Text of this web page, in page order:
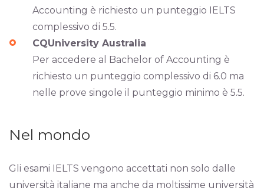
Accounting è richiesto un punteggio IELTS
complessivo di 5.5.
CQUniversity Australia
Per accedere al Bachelor of Accounting è
richiesto un punteggio complessivo di 6.0 ma
nelle prove singole il punteggio minimo è 5.5.
Nel mondo
Gli esami IELTS vengono accettati non solo dalle
università italiane ma anche da moltissime università